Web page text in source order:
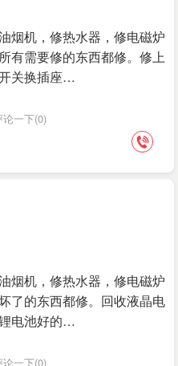
烟机，修热水器，修电磁炉
有需要修的东西都修。修上
关换插座…
论一下(0)
烟机，修热水器，修电磁炉
了的东西都修。回收液晶电
电池好的…
论一下(0)